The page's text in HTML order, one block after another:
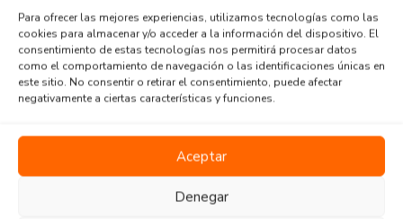
Para ofrecer las mejores experiencias, utilizamos tecnologías como las
cookies para almacenar y/o acceder a la información del dispositivo. El
consentimiento de estas tecnologías nos permitirá procesar datos
como el comportamiento de navegación o las identificaciones únicas en
este sitio. No consentir o retirar el consentimiento, puede afectar
negativamente a ciertas características y funciones.
Aceptar
Denegar
Agent Reviews
...